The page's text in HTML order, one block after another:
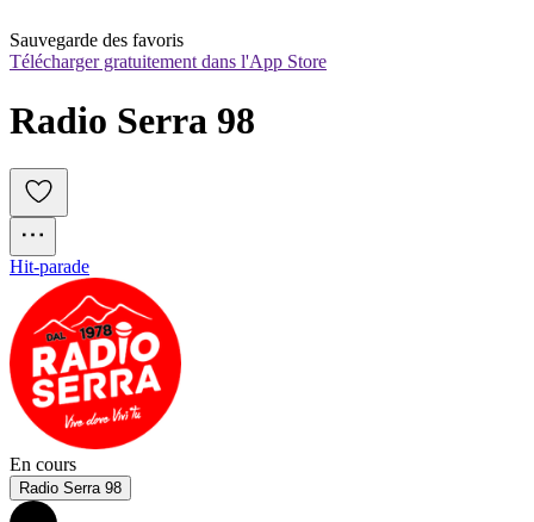
Sauvegarde des favoris
Télécharger gratuitement dans l'App Store
Radio Serra 98
Hit-parade
En cours
Radio Serra 98